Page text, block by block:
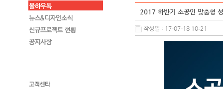
2017 하반기 소공인 맞춤형
작성일 : 17-07-18 10:21